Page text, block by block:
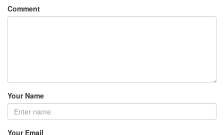
Comment
Your Name
Your Email